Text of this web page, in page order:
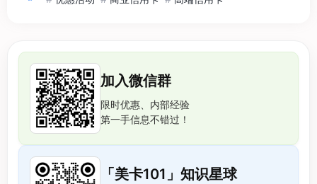
加入微信群
限时优惠、内部经验
第一手信息不错过！
「美卡101」知识星球